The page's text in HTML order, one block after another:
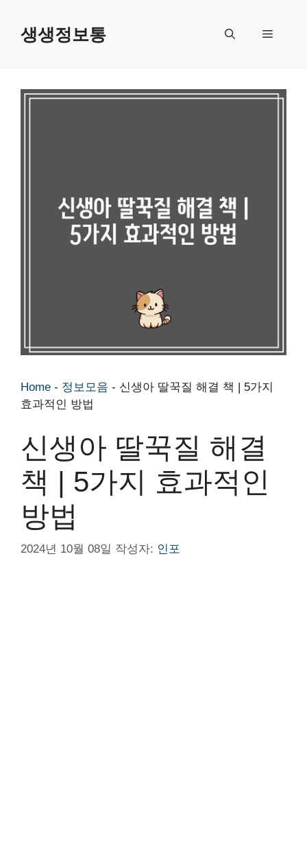
생생정보통 메
Home - 정보모음 - 신생아 딸꾹질 해결 책 | 5가지
효과적인 방법
신생아 딸꾹질 해결
책 | 5가지 효과적인
방법
2024년 10월 08일 작성자: 인포